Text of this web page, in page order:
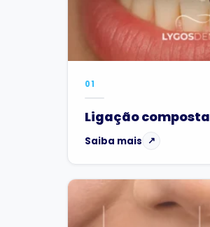
01
Ligação composta
Saiba mais ↗